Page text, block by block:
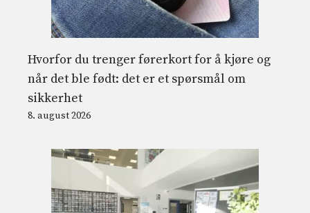
Hvorfor du trenger førerkort for å kjøre og
når det ble født: det er et spørsmål om
sikkerhet
8. august 2026